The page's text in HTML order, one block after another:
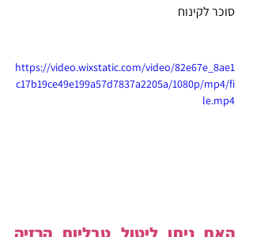
סוכר לקינוח
https://video.wixstatic.com/video/82e67e_8ae1
c17b19ce49e199a57d7837a2205a/1080p/mp4/fi
le.mp4